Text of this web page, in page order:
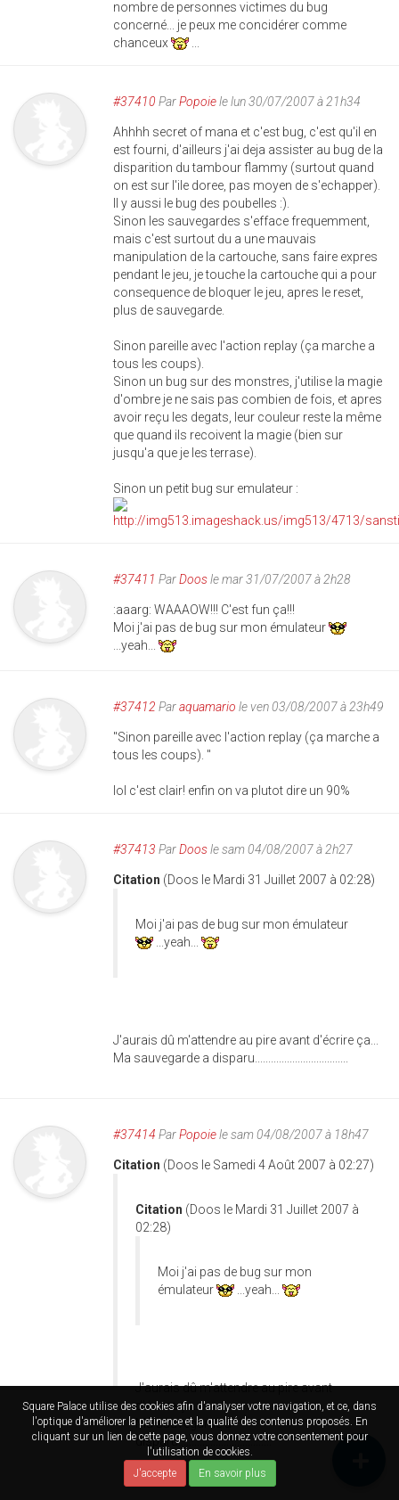
Square Palace utilise des cookies afin d'analyser votre navigation, et ce, dans
l'optique d'améliorer la petinence et la qualité des contenus proposés. En
cliquant sur un lien de cette page, vous donnez votre consentement pour
l'utilisation de cookies.
J'accepte
En savoir plus
nombre de personnes victimes du bug
concerné... je peux me concidérer comme
chanceux
#37410 ParPopoiele lun 30/07/2007 à 21h34
Ahhhh secret of mana et c'est bug, c'est qu'il en
est fourni, d'ailleurs j'ai deja assister au bug de la
disparition du tambour flammy (surtout quand
on est sur l'ile doree, pas moyen de s'echapper).
Il y aussi le bug des poubelles :).
Sinon les sauvegardes s'efface frequemment,
mais c'est surtout du a une mauvais
manipulation de la cartouche, sans faire expres
pendant le jeu, je touche la cartouche qui a pour
consequence de bloquer le jeu, apres le reset,
plus de sauvegarde.
Sinon pareille avec l'action replay (ça marche a
tous les coups).
Sinon un bug sur des monstres, j'utilise la magie
d'ombre je ne sais pas combien de fois, et apres
avoir reçu les degats, leur couleur reste la même
que quand ils recoivent la magie (bien sur
jusqu'a que je les terrase).
Sinon un petit bug sur emulateur :
#37411 ParDoosle mar 31/07/2007 à 2h28
:aaarg: WAAAOW!!! C'est fun ça!!!
Moi j'ai pas de bug sur mon émulateur
...yeah...
#37412 Paraquamario le ven 03/08/2007 à 23h49
"Sinon pareille avec l'action replay (ça marche a
tous les coups). "
lol c'est clair! enfin on va plutot dire un 90%
#37413 ParDoosle sam 04/08/2007 à 2h27
Citation (Doos le Mardi 31 Juillet 2007 à 02:28)
Moi j'ai pas de bug sur mon émulateur
...yeah...
J'aurais dû m'attendre au pire avant d'écrire ça...
Ma sauvegarde a disparu...................................
#37414 ParPopoiele sam 04/08/2007 à 18h47
Citation (Doos le Samedi 4 Août 2007 à 02:27)
Citation (Doos le Mardi 31 Juillet 2007 à
02:28)
Moi j'ai pas de bug sur mon
émulateur
...yeah...
J'aurais dû m'attendre au pire avant
d'écrire ça...
Ma sauvegarde a
disparu...................................